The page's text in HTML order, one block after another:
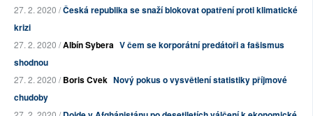
27. 2. 2020 /Česká republika se snaží blokovat opatření proti klimatické
krizi
27. 2. 2020 /Albín Sybera V čem se korporátní predátoři a fašismus
shodnou
27. 2. 2020 /Boris Cvek Nový pokus o vysvětlení statistiky příjmové
chudoby